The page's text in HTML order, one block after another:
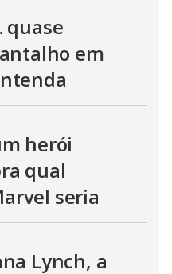
quase
em
herói
qual
seria
Lynch, a